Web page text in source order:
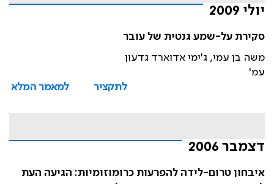
יולי 2009
סקירת על-שמע גנטית של עובר
משה בן עמי, ג'ימי אדוארד גדעון
עמ'
לתקציר
למאמר המלא
דצמבר 2006
איבחון טרום-לידה להפרעות כרומוזומיות: הגיעה העת